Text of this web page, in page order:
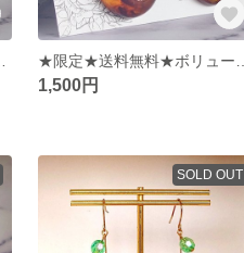
1,500円
SOLD OUT